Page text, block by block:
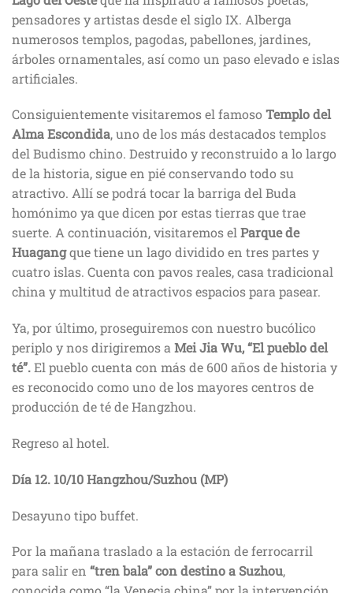
pensadores y artistas desde el siglo IX. Alberga
numerosos templos, pagodas, pabellones, jardines,
árboles ornamentales, así como un paso elevado e islas
artificiales.
Consiguientemente visitaremos el famoso Templo del
Alma Escondida, uno de los más destacados templos
del Budismo chino. Destruido y reconstruido a lo largo
de la historia, sigue en pié conservando todo su
atractivo. Allí se podrá tocar la barriga del Buda
homónimo ya que dicen por estas tierras que trae
suerte. A continuación, visitaremos elParque de
Huagangque tiene un lago dividido en tres partes y
cuatro islas. Cuenta con pavos reales, casa tradicional
china y multitud de atractivos espacios para pasear.
Ya, por último, proseguiremos con nuestro bucólico
periplo y nos dirigiremos aMei Jia Wu, “El pueblo del
té”.El pueblo cuenta con más de 600 años de historia y
es reconocido como uno de los mayores centros de
producción de té de Hangzhou.
Regreso al hotel.
Día 12. 10/10Hangzhou/Suzhou (MP)
Desayuno tipo buffet.
Por la mañana traslado a la estación de ferrocarril
para salir en “tren bala” con destino a Suzhou,